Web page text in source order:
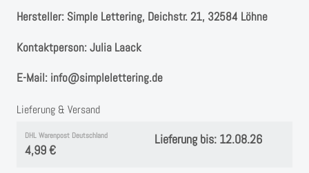
Hersteller: Simple Lettering, Deichstr. 21, 32584 Löhne
Kontaktperson:Julia Laack
E-Mail: info@simplelettering.de
Lieferung & Versand
DHL Warenpost Deutschland
4,99 €
Lieferung bis: 12.08.26